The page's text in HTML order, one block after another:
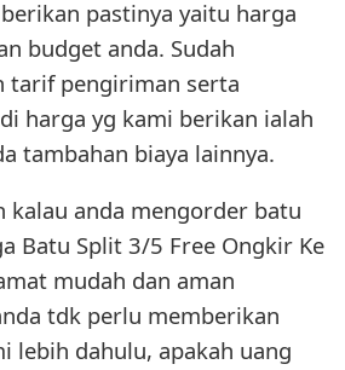
pastinya yaitu harga
budget anda. Sudah
tarif pengiriman serta
harga yg kami berikan ialah
tambahan biaya lainnya.
kalau anda mengorder batu
Batu Split 3/5 Free Ongkir Ke
mudah dan aman
tdk perlu memberikan
lebih dahulu, apakah uang